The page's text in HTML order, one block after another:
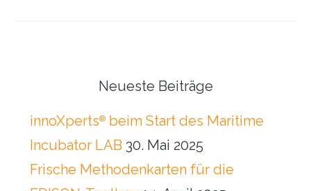
Neueste Beiträge
innoXperts®beim Start des Maritime
Incubator LAB 30. Mai 2025
Frische Methodenkarten für die